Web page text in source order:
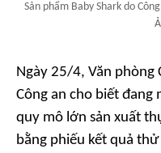
Sản phẩm Baby Shark do
Ngày 25/4, Văn phòng
Công an cho biết
quy mô lớn sản xuất
bằng phiếu kết quả